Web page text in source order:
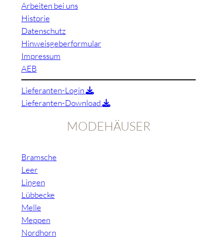
Arbeiten bei uns
Historie
Datenschutz
Hinweisgeberformular
Impressum
AEB
Lieferanten-Login
Lieferanten-Download
MODEHÄUSER
Bramsche
Leer
Lingen
Lübbecke
Melle
Meppen
Nordhorn